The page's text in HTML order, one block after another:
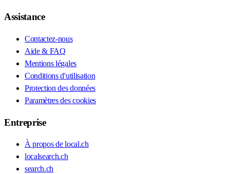
Assistance
Contactez-nous
Aide & FAQ
Mentions légales
Conditions d'utilisation
Protection des données
Paramètres des cookies
Entreprise
À propos de local.ch
localsearch.ch
search.ch